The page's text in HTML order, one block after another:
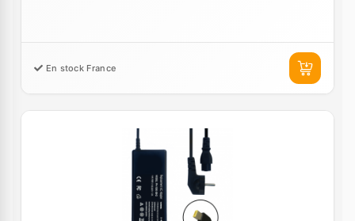
En stock France